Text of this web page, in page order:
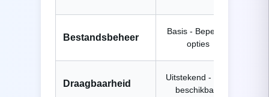
Bestandsbeheer
Basis - Beperkte
opties
Draagbaarheid
Uitstekend - altijd
beschikbaar